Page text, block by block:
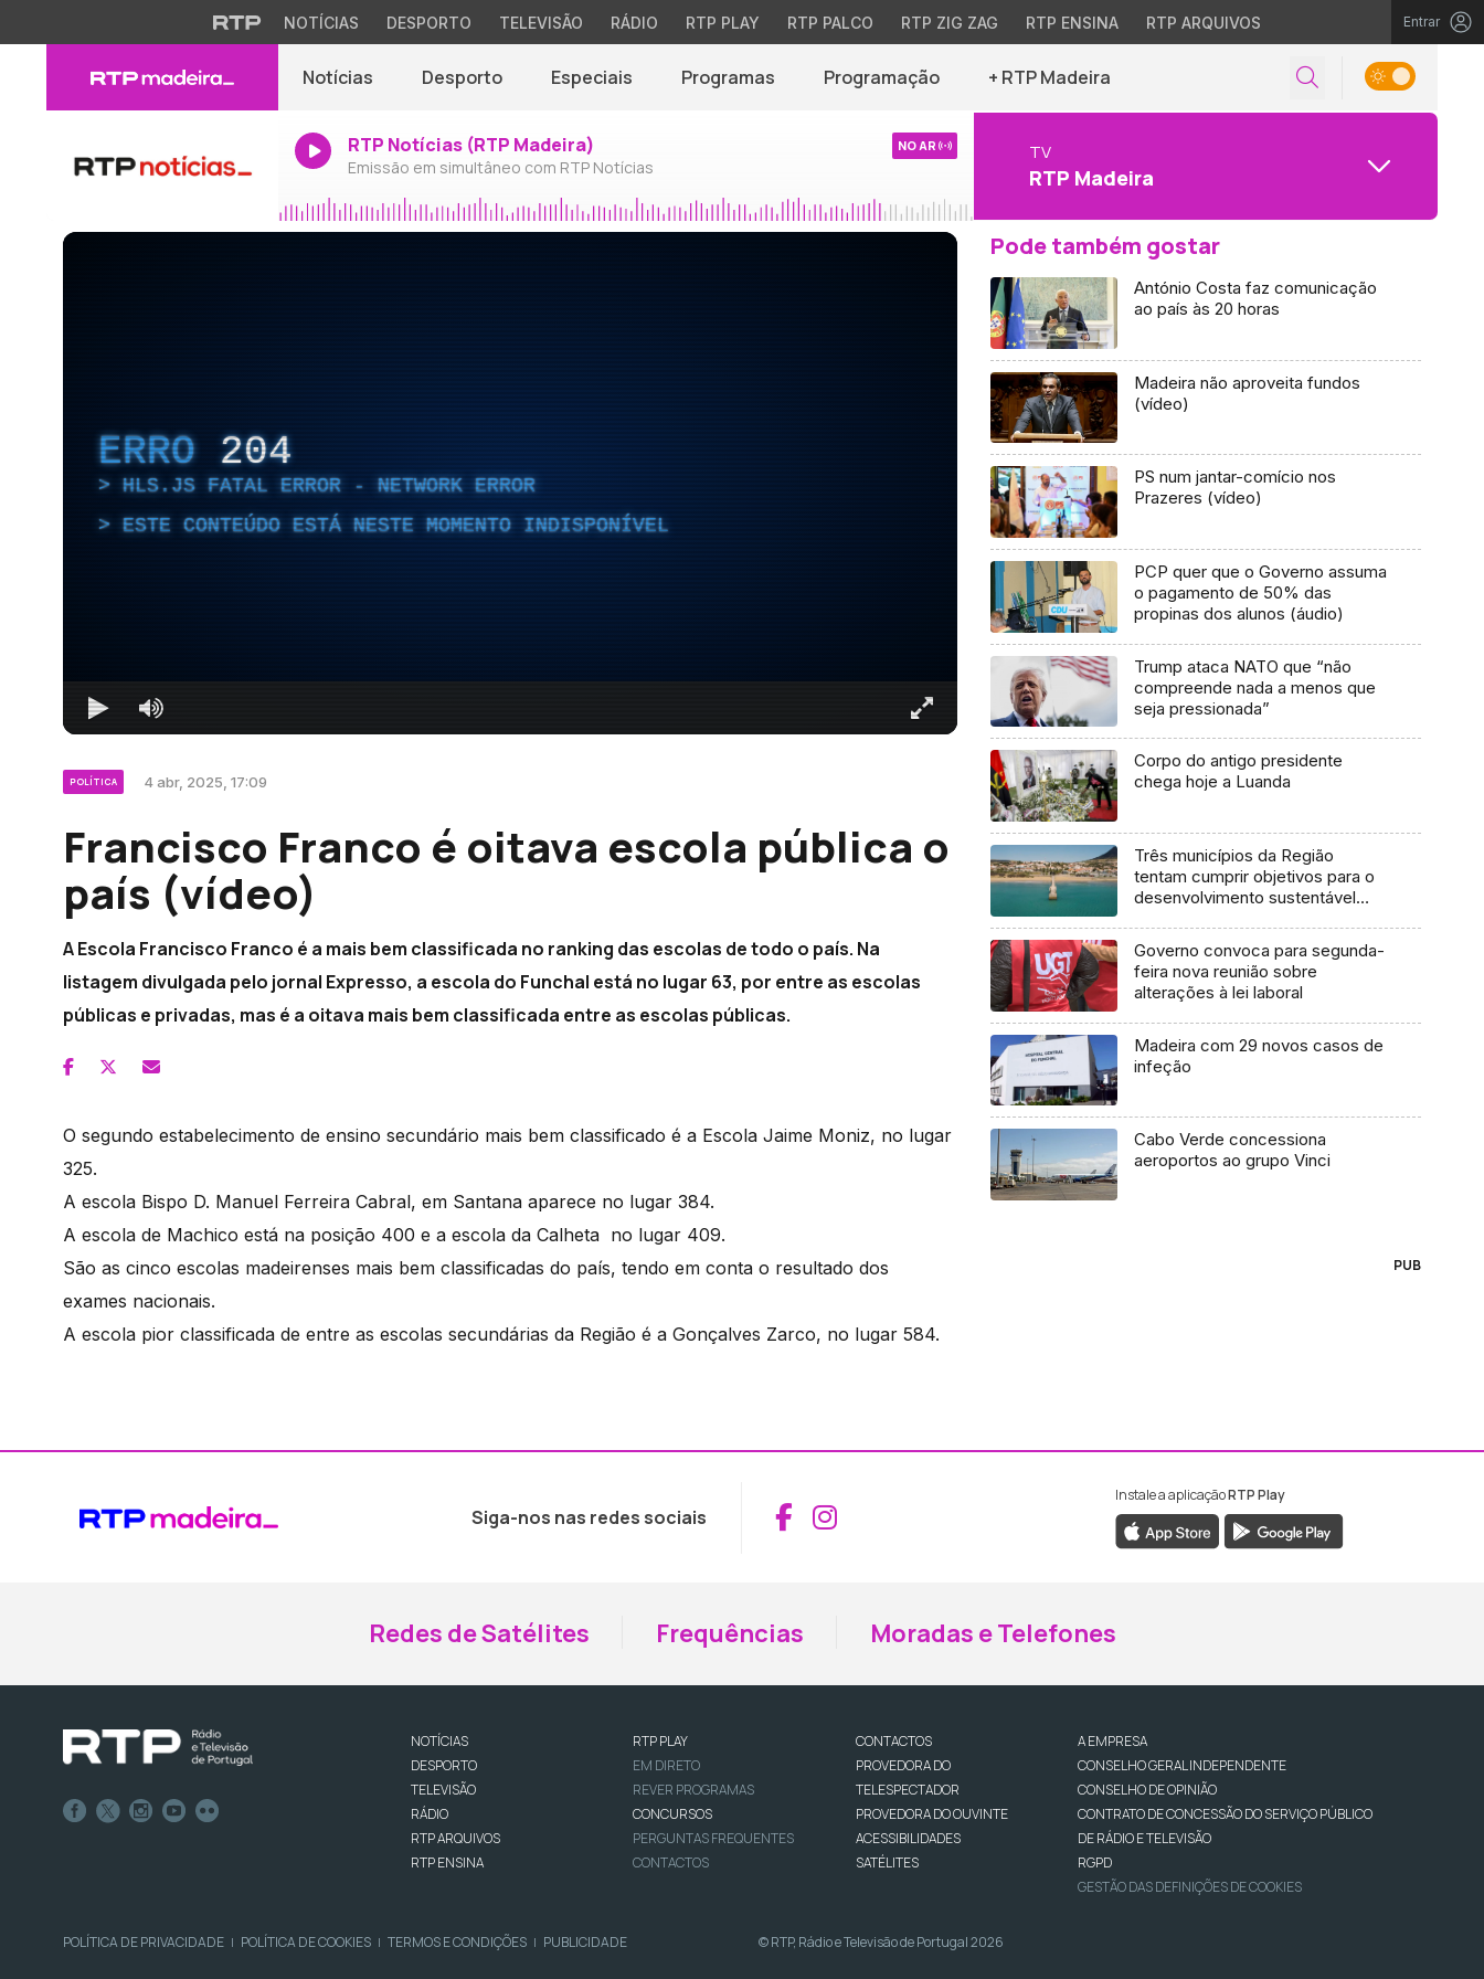
NOTÍCIAS DESPORTO TELEVISÃO RÁDIO RTP PLAY RTP PALCO RTP ZIG ZAG RTP ENSINA RTP ARQUIVOS Entrar
Notícias Desporto Especiais Programas Programação + RTP Madeira
RTP Notícias (RTP Madeira)
Emissão em simultâneo com RTP Notícias
NO AR TV
RTP Madeira
ERRO 204
HLS.JS FATAL ERROR - NETWORK ERROR
ESTE CONTEÚDO ESTÁ NESTE MOMENTO INDISPONÍVEL
POLÍTICA 4 abr, 2025, 17:09
Francisco Franco é oitava escola pública o
país (vídeo)
A Escola Francisco Franco é a mais bem classificada no ranking das escolas de todo o país. Na
listagem divulgada pelo jornal Expresso, a escola do Funchal está no lugar 63, por entre as escolas
públicas e privadas, mas é a oitava mais bem classificada entre as escolas públicas.
O segundo estabelecimento de ensino secundário mais bem classificado é a Escola Jaime Moniz, no lugar
325.
A escola Bispo D. Manuel Ferreira Cabral, em Santana aparece no lugar 384.
A escola de Machico está na posição 400 e a escola da Calheta no lugar 409.
São as cinco escolas madeirenses mais bem classificadas do país, tendo em conta o resultado dos
exames nacionais.
A escola pior classificada de entre as escolas secundárias da Região é a Gonçalves Zarco, no lugar 584.
Pode também gostar
António Costa faz comunicação
ao país às 20 horas
Madeira não aproveita fundos
(vídeo)
PS num jantar-comício nos
Prazeres (vídeo)
PCP quer que o Governo assuma
o pagamento de 50% das
propinas dos alunos (áudio)
Trump ataca NATO que “não
compreende nada a menos que
seja pressionada”
Corpo do antigo presidente
chega hoje a Luanda
Três municípios da Região
tentam cumprir objetivos para o
desenvolvimento sustentável
Governo convoca para segunda-
feira nova reunião sobre
alterações à lei laboral
Madeira com 29 novos casos de
infeção
Cabo Verde concessiona
aeroportos ao grupo Vinci
PUB
Siga-nos nas redes sociais Aceder ao Facebook da RTP Madeira
Aceder ao Instagram da RTP Madeira
Instale a aplicaçãoRTP Play
Redes de Satélites Frequências Moradas e Telefones
NOTÍCIAS
DESPORTO
TELEVISÃO
RÁDIO
RTP ARQUIVOS
RTP ENSINA
RTP PLAY
EM DIRETO
REVER PROGRAMAS
CONCURSOS
PERGUNTAS FREQUENTES
CONTACTOS
CONTACTOS
PROVEDORA DO
TELESPECTADOR
PROVEDORA DO OUVINTE
ACESSIBILIDADES
SATÉLITES
A EMPRESA
CONSELHO GERAL INDEPENDENTE
CONSELHO DE OPINIÃO
CONTRATO DE CONCESSÃO DO SERVIÇO PÚBLICO
DE RÁDIO E TELEVISÃO
RGPD
GESTÃO DAS DEFINIÇÕES DE COOKIES
POLÍTICA DE PRIVACIDADE | POLÍTICA DE COOKIES | TERMOS E CONDIÇÕES | PUBLICIDADE © RTP, Rádio e Televisão de Portugal 2026